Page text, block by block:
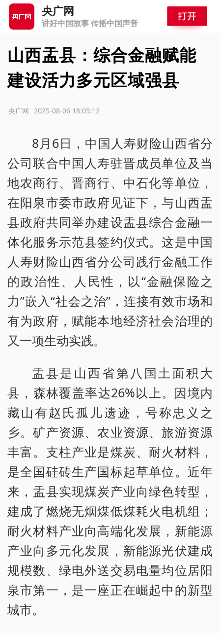
央广网
讲好中国故事 传播中国声音
山西盂县：综合金融赋能
建设活力多元区域强县
2025-08-06 18:05:12
央广网
8月6日，中国人寿财险山西省分
公司联合中国人寿驻晋成员单位及当
地农商行、晋商行、中石化等单位，
在阳泉市委市政府见证下，与山西盂
县政府共同举办建设盂县综合金融一
体化服务示范县签约仪式。这是中国
人寿财险山西省分公司践行金融工作
的政治性、人民性，以“金融保险之
力”嵌入“社会之治”，连接有效市场和
有为政府，赋能本地经济社会治理的
又一项生动实践。
盂县是山西省第八国土面积大
县，森林覆盖率达26%以上。因境内
藏山有赵氏孤儿遗迹，号称忠义之
乡。矿产资源、农业资源、旅游资源
丰富。支柱产业是煤炭、耐火材料，
是全国硅砖生产国标起草单位。近年
来，盂县实现煤炭产业向绿色转型，
建成了燃烧无烟煤低煤耗火电机组；
耐火材料产业向高端化发展，新能源
产业向多元化发展，新能源光伏建成
规模数、绿电外送交易电量均位居阳
泉市第一，是一座正在崛起中的新型
城市。